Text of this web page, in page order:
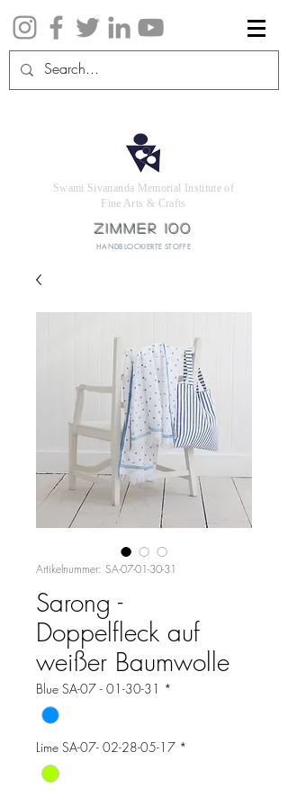
Swami Sivananda Memorial Institute of
Fine Arts & Crafts
ZIMMER 100
HANDBLOCKIERTE STOFFE
Artikelnummer: SA-07-01-30-31
Sarong -
Doppelfleck auf
weißer Baumwolle
Blue SA-07 - 01-30-31 *
Lime SA-07- 02-28-05-17 *